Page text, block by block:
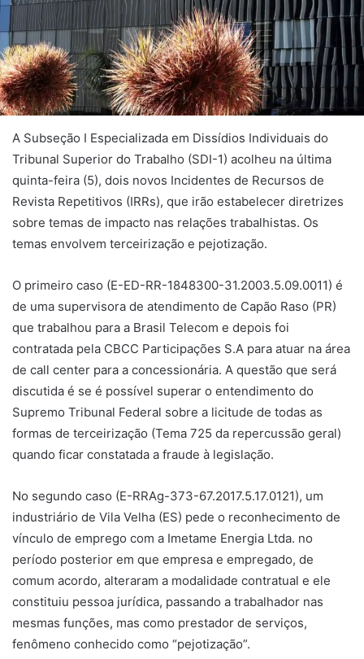
A Subseção I Especializada em Dissídios Individuais do
Tribunal Superior do Trabalho (SDI-1) acolheu na última
quinta-feira (5), dois novos Incidentes de Recursos de
Revista Repetitivos (IRRs), que irão estabelecer diretrizes
sobre temas de impacto nas relações trabalhistas. Os
temas envolvem terceirização e pejotização.
O primeiro caso (E-ED-RR-1848300-31.2003.5.09.0011) é
de uma supervisora de atendimento de Capão Raso (PR)
que trabalhou para a Brasil Telecom e depois foi
contratada pela CBCC Participações S.A para atuar na área
de call center para a concessionária. A questão que será
discutida é se é possível superar o entendimento do
Supremo Tribunal Federal sobre a licitude de todas as
formas de terceirização (Tema 725 da repercussão geral)
quando ficar constatada a fraude à legislação.
No segundo caso (E-RRAg-373-67.2017.5.17.0121), um
industriário de Vila Velha (ES) pede o reconhecimento de
vínculo de emprego com a Imetame Energia Ltda. no
período posterior em que empresa e empregado, de
comum acordo, alteraram a modalidade contratual e ele
constituiu pessoa jurídica, passando a trabalhador nas
mesmas funções, mas como prestador de serviços,
fenômeno conhecido como “pejotização”.